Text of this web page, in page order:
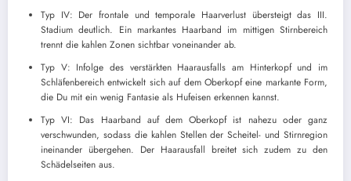
Typ IV: Der frontale und temporale Haarverlust übersteigt das III.
Stadium deutlich. Ein markantes Haarband im mittigen Stirnbereich
trennt die kahlen Zonen sichtbar voneinander ab.
Typ V: Infolge des verstärkten Haarausfalls am Hinterkopf und im
Schläfenbereich entwickelt sich auf dem Oberkopf eine markante Form,
die Du mit ein wenig Fantasie als Hufeisen erkennen kannst.
Typ VI: Das Haarband auf dem Oberkopf ist nahezu oder ganz
verschwunden, sodass die kahlen Stellen der Scheitel- und Stirnregion
ineinander übergehen. Der Haarausfall breitet sich zudem zu den
Schädelseiten aus.